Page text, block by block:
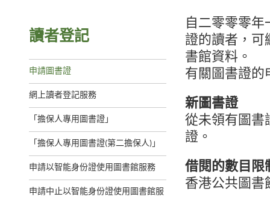
讀者登記
申請圖書證
網上讀者登記服務
「擔保人專用圖書證」
「擔保人專用圖書證(第二擔保人)」
申請以智能身份證使用圖書館服務
申請中止以智能身份證使用圖書館服
自二零零零
證的讀者，可
書館資料。
有關圖書證的
新圖書證
從未領有圖書
證。
借閱的數目限
香港公共圖書